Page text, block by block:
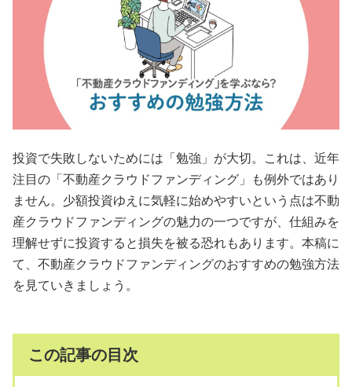
会員規約
プライバシーポリシー
情報セキュリティポリシー
ソーシャルメディアポリシー
反社会的勢力に対する基本方針
電子決済等代行業に係る表示
外部送信、第三者提供、情報収集モジュールの有無
OWNERS.COM API利用規約
投資で失敗しないためには「勉強」が大切。これは、近年
注目の「不動産クラウドファンディング」も例外ではあり
ません。少額投資ゆえに気軽に始めやすいという点は不動
産クラウドファンディングの魅力の一つですが、仕組みを
理解せずに投資すると損失を被る恐れもあります。本稿に
て、不動産クラウドファンディングのおすすめの勉強方法
を見ていきましょう。
この記事の目次